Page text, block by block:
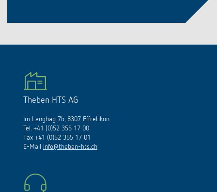
Theben HTS AG
Im Langhag 7b, 8307 Effretikon
Tel. +41 (0)52 355 17 00
Fax +41 (0)52 355 17 01
E-Mail info@theben-hts.ch